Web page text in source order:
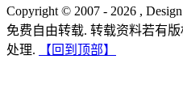
Copyright © 2007 - 2026 ,
免费自由转载. 转载资料若有
处理.
【回到顶部】